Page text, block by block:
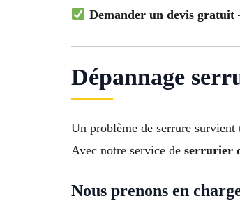
Demander un devis gratuit
Dépannage
Un problème de serrure
Avec notre service de serrurier
Nous prenons en